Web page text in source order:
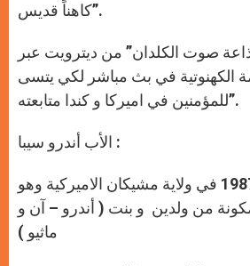
كاهناً قديس”.
صوت الكلدان” من ديترويت عبر
الكهنوتية في بث مباشر لكي يتسى
للمؤمنين في اميركا و كندا متابعته”.
الأب أندرو سيبا :
من مواليد 11-7 -1987 في ولاية مشيكان الاميركية وهو
مكونة من ولدين و بنت ( أندرو – آن و
ماثيو )